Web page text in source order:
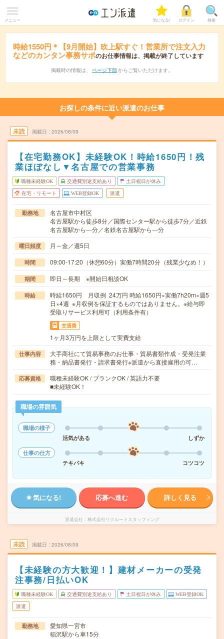
メニュー 気になる! ログイン 検索
時給1550円＊【9月開始】吹上駅すぐ！営業所で注文入力
などのカンタン事務サポのお仕事情報は、掲載が終了しています
掲載時の情報は、 ページ下部 からご覧いただけます。
お探しの条件に近い派遣のお仕事
未読 掲載日 2026/08/09
【在宅勤務OK】未経験OK！時給1650円！残
業ほぼなし▼名古屋での営業事務
職種未経験OK 交通費別途支給あり 土日祝日が休み
在宅・リモート WEB登録OK 派遣
勤務地
名古屋市中村区
名古屋駅から徒歩8分／国際センター駅から徒歩7分／近鉄
名古屋駅から---分／名鉄名古屋駅から---分
曜日頻度 月～金／週5日
時間 09:00-17:20（休憩60分）実働7時間20分（残業少なめ！）
期間 即日～長期 ※開始日相談OK
時給
時給1650円 月収例 24万円 時給1650円×実働7h20m×週5
日×4週 ※月収例を保証するものではありません。※給与即
受取りサービス利用可（利用条件有）
交通費
1ヶ月3万円を上限として実費支給
仕事内容
大手商社にて貿易事務のお仕事・貿易書類作成・受発注業
務・納品書発行・請求書発行※派遣から直接雇用の可…
応募資格
職種未経験OK / ブランクOK / 英語力不要
■未経験OK！
職場の雰囲気
職場の様子
活気がある
しずか
仕事の仕方
テキパキ
コツコツ
気になる! 応募へ進む 詳しく見る
派遣会社 株式会社リクルートスタッフィング
未読 掲載日 2026/08/09
【未経験の方大歓迎！】建材メーカーの受発
注事務/日払いOK
職種未経験OK 交通費別途支給あり 土日祝日が休み WEB登録OK
派遣
勤務地
愛知県一宮市
稲沢駅から車15分